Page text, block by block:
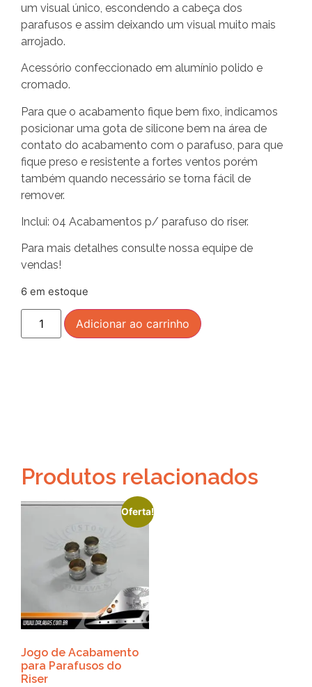
um visual único, escondendo a cabeça dos
parafusos e assim deixando um visual muito mais
arrojado.
Acessório confeccionado em alumínio polido e
cromado.
Para que o acabamento fique bem fixo, indicamos
posicionar uma gota de silicone bem na área de
contato do acabamento com o parafuso, para que
fique preso e resistente a fortes ventos porém
também quando necessário se torna fácil de
remover.
Inclui: 04 Acabamentos p/ parafuso do riser.
Para mais detalhes consulte nossa equipe de
vendas!
6 em estoque
Adicionar ao carrinho
Produtos relacionados
Oferta!
Jogo de Acabamento
para Parafusos do
Riser